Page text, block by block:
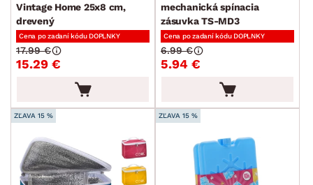
Vintage Home 25x8 cm,
drevený
Cena po zadaní kódu DOPLNKY
15.29 €
17.99 €
mechanická spínacia
zásuvka TS-MD3
Cena po zadaní kódu DOPLNKY
5.94 €
6.99 €
ZĽAVA 15 % ZĽAVA 15 %